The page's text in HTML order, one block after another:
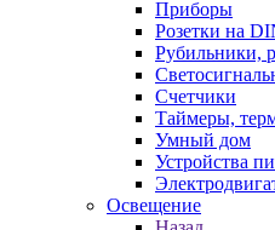
Приборы
Розетки на
Рубильники,
Счетчики
Таймеры,
Умный дом
Устройства
Освещение